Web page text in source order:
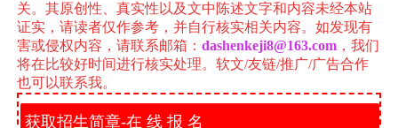
关。其原创性、真实性以及文中陈述文字和内容未经本站
证实，请读者仅作参考，并自行核实相关内容。如发现有
害或侵权内容，请联系邮箱：dashenkeji8@163.com ，我们
将在比较好时间进行核实处理。软文/友链/推广/广告合作
也可以联系我。